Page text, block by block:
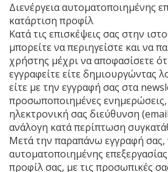
Διενέργεια αυτοματοποιημένης
κατάρτιση προφίλ
Κατά τις επισκέψεις σας στην
μπορείτε να περιηγείστε και να
χρήστης μέχρι να αποφασίσετε
εγγραφείτε είτε δημιουργώντας
είτε με την εγγραφή σας στα
προσωποποιημένες ενημερώσεις,
ηλεκτρονική σας διεύθυνση
ανάλογη κατά περίπτωση
Μετά την παραπάνω εγγραφή σας,
αυτοματοποιημένης
προφίλ σας, με τις προσωπικές